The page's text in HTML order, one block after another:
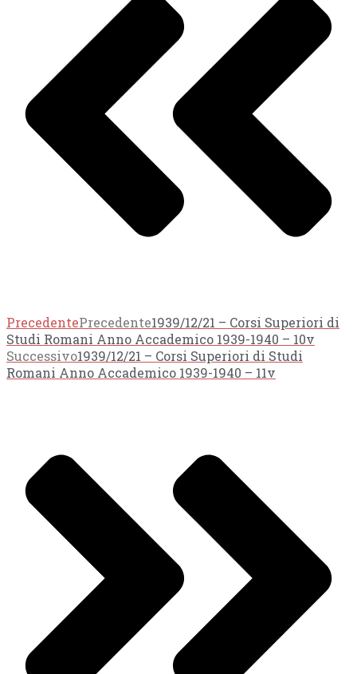
PrecedentePrecedente1939/12/21 – Corsi Superiori di
Studi Romani Anno Accademico 1939-1940 – 10v
Successivo1939/12/21 – Corsi Superiori di Studi
Romani Anno Accademico 1939-1940 – 11v